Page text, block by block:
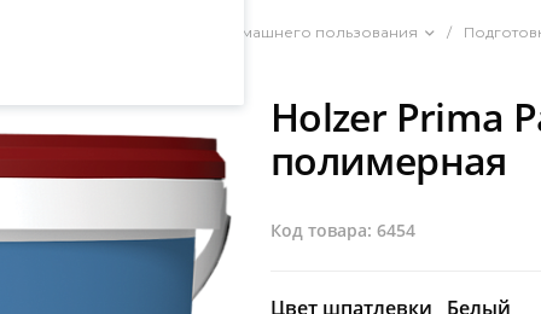
для профессионального и домашнего пользования /
Holzer Prima
полимерная
Код товара: 6454
Цвет шпатлевки Белый